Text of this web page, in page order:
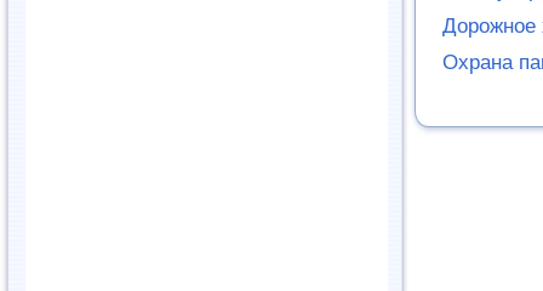
Дорожное
Охрана